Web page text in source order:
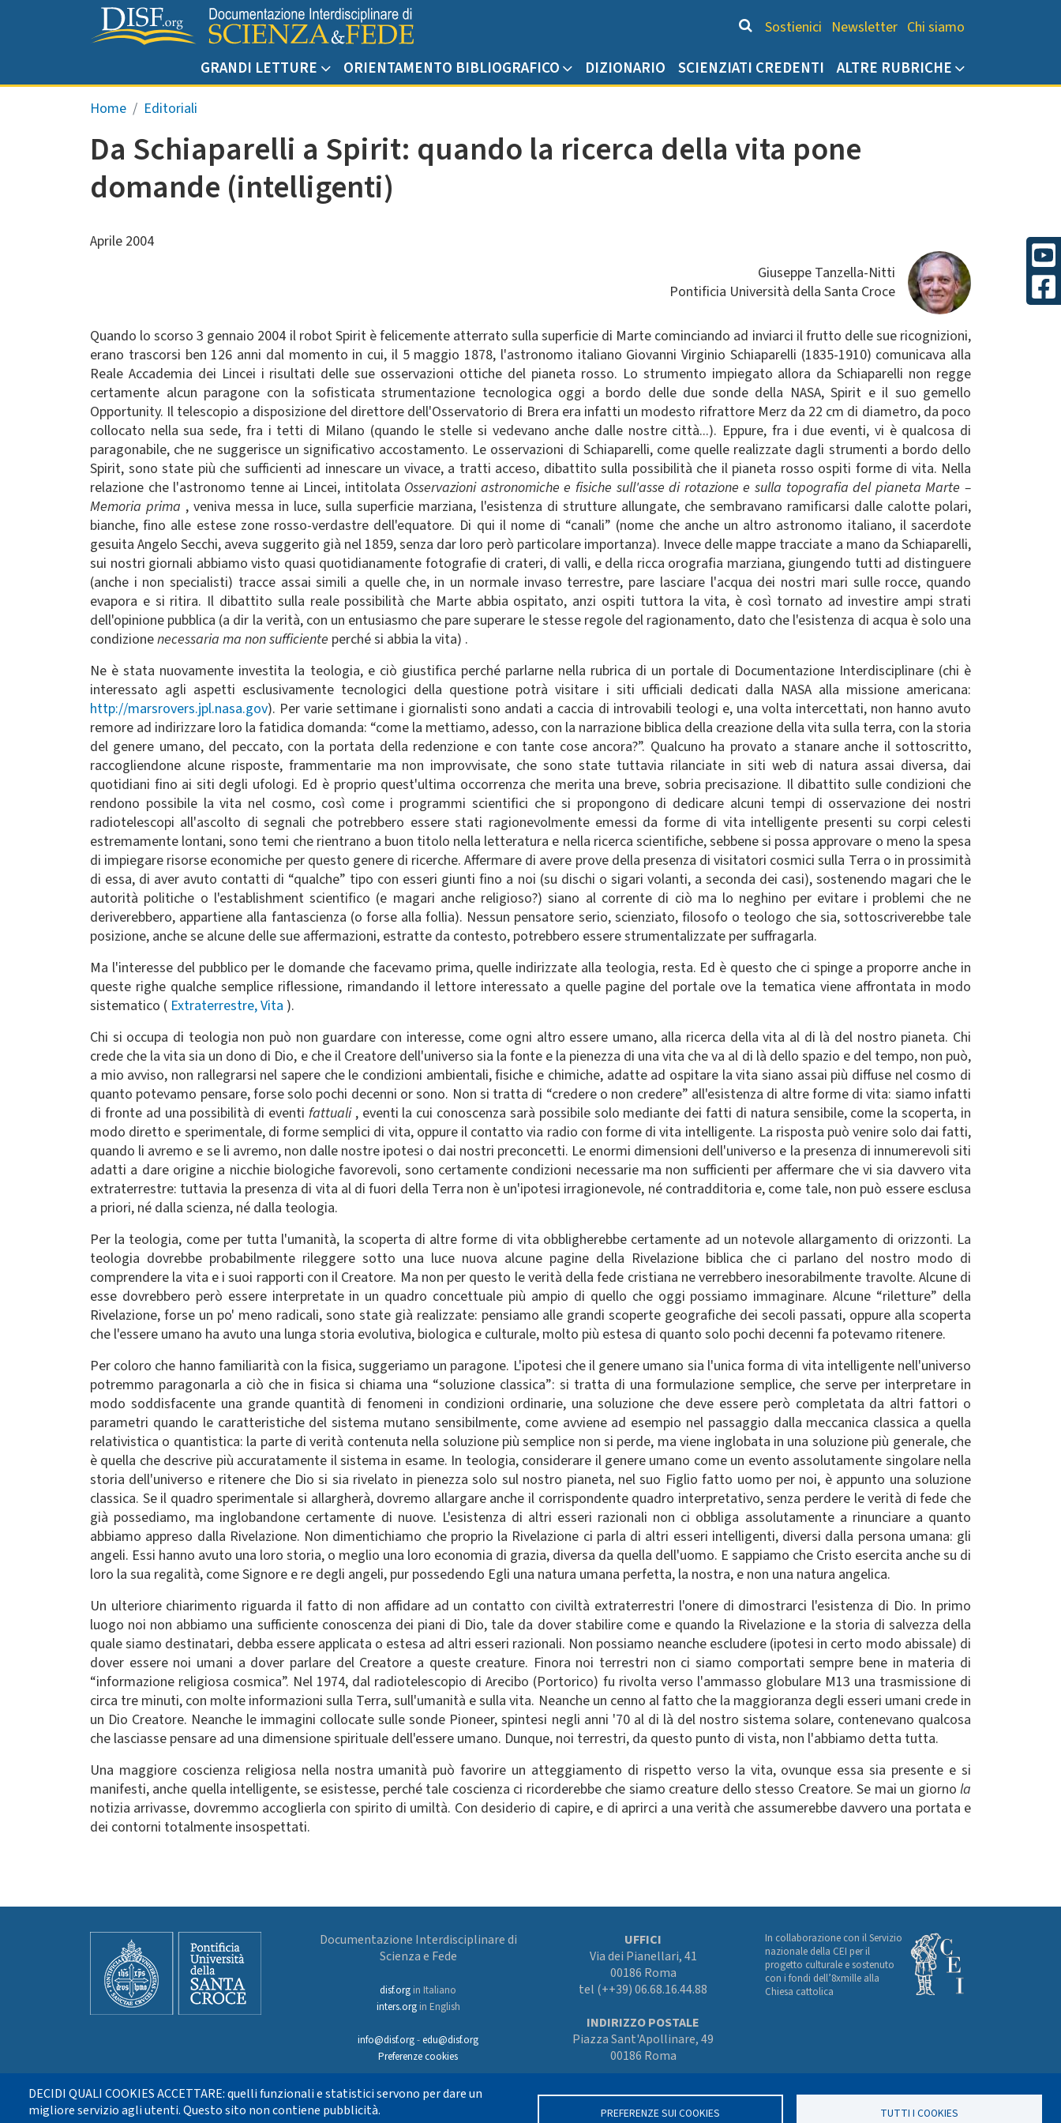
Salta al contenuto principale
Chi siamo
Sostienici Newsletter Chi siamo
GRANDI LETTURE ORIENTAMENTO BIBLIOGRAFICO DIZIONARIO SCIENZIATI CREDENTI ALTRE RUBRICHE
Briciole di pane
Home Editoriali
Da Schiaparelli a Spirit: quando la ricerca della vita pone
domande (intelligenti)
Aprile 2004
Giuseppe Tanzella-Nitti
Pontificia Università della Santa Croce
Quando lo scorso 3 gennaio 2004 il robot Spirit è felicemente atterrato sulla superficie di Marte cominciando ad inviarci il frutto delle sue ricognizioni,
erano trascorsi ben 126 anni dal momento in cui, il 5 maggio 1878, l'astronomo italiano Giovanni Virginio Schiaparelli (1835-1910) comunicava alla
Reale Accademia dei Lincei i risultati delle sue osservazioni ottiche del pianeta rosso. Lo strumento impiegato allora da Schiaparelli non regge
certamente alcun paragone con la sofisticata strumentazione tecnologica oggi a bordo delle due sonde della NASA, Spirit e il suo gemello
Opportunity. Il telescopio a disposizione del direttore dell'Osservatorio di Brera era infatti un modesto rifrattore Merz da 22 cm di diametro, da poco
collocato nella sua sede, fra i tetti di Milano (quando le stelle si vedevano anche dalle nostre città...). Eppure, fra i due eventi, vi è qualcosa di
paragonabile, che ne suggerisce un significativo accostamento. Le osservazioni di Schiaparelli, come quelle realizzate dagli strumenti a bordo dello
Spirit, sono state più che sufficienti ad innescare un vivace, a tratti acceso, dibattito sulla possibilità che il pianeta rosso ospiti forme di vita. Nella
relazione che l'astronomo tenne ai Lincei, intitolata Osservazioni astronomiche e fisiche sull'asse di rotazione e sulla topografia del pianeta Marte –
Memoria prima , veniva messa in luce, sulla superficie marziana, l'esistenza di strutture allungate, che sembravano ramificarsi dalle calotte polari,
bianche, fino alle estese zone rosso-verdastre dell'equatore. Di qui il nome di “canali” (nome che anche un altro astronomo italiano, il sacerdote
gesuita Angelo Secchi, aveva suggerito già nel 1859, senza dar loro però particolare importanza). Invece delle mappe tracciate a mano da Schiaparelli,
sui nostri giornali abbiamo visto quasi quotidianamente fotografie di crateri, di valli, e della ricca orografia marziana, giungendo tutti ad distinguere
(anche i non specialisti) tracce assai simili a quelle che, in un normale invaso terrestre, pare lasciare l'acqua dei nostri mari sulle rocce, quando
evapora e si ritira. Il dibattito sulla reale possibilità che Marte abbia ospitato, anzi ospiti tuttora la vita, è così tornato ad investire ampi strati
dell'opinione pubblica (a dir la verità, con un entusiasmo che pare superare le stesse regole del ragionamento, dato che l'esistenza di acqua è solo una
condizionenecessaria ma non sufficiente perché si abbia la vita) .
Ne è stata nuovamente investita la teologia, e ciò giustifica perché parlarne nella rubrica di un portale di Documentazione Interdisciplinare (chi è
interessato agli aspetti esclusivamente tecnologici della questione potrà visitare i siti ufficiali dedicati dalla NASA alla missione americana:
http://marsrovers.jpl.nasa.gov). Per varie settimane i giornalisti sono andati a caccia di introvabili teologi e, una volta intercettati, non hanno avuto
remore ad indirizzare loro la fatidica domanda: “come la mettiamo, adesso, con la narrazione biblica della creazione della vita sulla terra, con la storia
del genere umano, del peccato, con la portata della redenzione e con tante cose ancora?”. Qualcuno ha provato a stanare anche il sottoscritto,
raccogliendone alcune risposte, frammentarie ma non improvvisate, che sono state tuttavia rilanciate in siti web di natura assai diversa, dai
quotidiani fino ai siti degli ufologi. Ed è proprio quest'ultima occorrenza che merita una breve, sobria precisazione. Il dibattito sulle condizioni che
rendono possibile la vita nel cosmo, così come i programmi scientifici che si propongono di dedicare alcuni tempi di osservazione dei nostri
radiotelescopi all'ascolto di segnali che potrebbero essere stati ragionevolmente emessi da forme di vita intelligente presenti su corpi celesti
estremamente lontani, sono temi che rientrano a buon titolo nella letteratura e nella ricerca scientifiche, sebbene si possa approvare o meno la spesa
di impiegare risorse economiche per questo genere di ricerche. Affermare di avere prove della presenza di visitatori cosmici sulla Terra o in prossimità
di essa, di aver avuto contatti di “qualche” tipo con esseri giunti fino a noi (su dischi o sigari volanti, a seconda dei casi), sostenendo magari che le
autorità politiche o l'establishment scientifico (e magari anche religioso?) siano al corrente di ciò ma lo neghino per evitare i problemi che ne
deriverebbero, appartiene alla fantascienza (o forse alla follia). Nessun pensatore serio, scienziato, filosofo o teologo che sia, sottoscriverebbe tale
posizione, anche se alcune delle sue affermazioni, estratte da contesto, potrebbero essere strumentalizzate per suffragarla.
Ma l'interesse del pubblico per le domande che facevamo prima, quelle indirizzate alla teologia, resta. Ed è questo che ci spinge a proporre anche in
queste righe qualche semplice riflessione, rimandando il lettore interessato a quelle pagine del portale ove la tematica viene affrontata in modo
sistematico ( Extraterrestre, Vita ).
Chi si occupa di teologia non può non guardare con interesse, come ogni altro essere umano, alla ricerca della vita al di là del nostro pianeta. Chi
crede che la vita sia un dono di Dio, e che il Creatore dell'universo sia la fonte e la pienezza di una vita che va al di là dello spazio e del tempo, non può,
a mio avviso, non rallegrarsi nel sapere che le condizioni ambientali, fisiche e chimiche, adatte ad ospitare la vita siano assai più diffuse nel cosmo di
quanto potevamo pensare, forse solo pochi decenni or sono. Non si tratta di “credere o non credere” all'esistenza di altre forme di vita: siamo infatti
di fronte ad una possibilità di eventi fattuali , eventi la cui conoscenza sarà possibile solo mediante dei fatti di natura sensibile, come la scoperta, in
modo diretto e sperimentale, di forme semplici di vita, oppure il contatto via radio con forme di vita intelligente. La risposta può venire solo dai fatti,
quando li avremo e se li avremo, non dalle nostre ipotesi o dai nostri preconcetti. Le enormi dimensioni dell'universo e la presenza di innumerevoli siti
adatti a dare origine a nicchie biologiche favorevoli, sono certamente condizioni necessarie ma non sufficienti per affermare che vi sia davvero vita
extraterrestre: tuttavia la presenza di vita al di fuori della Terra non è un'ipotesi irragionevole, né contradditoria e, come tale, non può essere esclusa
a priori, né dalla scienza, né dalla teologia.
Per la teologia, come per tutta l'umanità, la scoperta di altre forme di vita obbligherebbe certamente ad un notevole allargamento di orizzonti. La
teologia dovrebbe probabilmente rileggere sotto una luce nuova alcune pagine della Rivelazione biblica che ci parlano del nostro modo di
comprendere la vita e i suoi rapporti con il Creatore. Ma non per questo le verità della fede cristiana ne verrebbero inesorabilmente travolte. Alcune di
esse dovrebbero però essere interpretate in un quadro concettuale più ampio di quello che oggi possiamo immaginare. Alcune “riletture” della
Rivelazione, forse un po' meno radicali, sono state già realizzate: pensiamo alle grandi scoperte geografiche dei secoli passati, oppure alla scoperta
che l'essere umano ha avuto una lunga storia evolutiva, biologica e culturale, molto più estesa di quanto solo pochi decenni fa potevamo ritenere.
Per coloro che hanno familiarità con la fisica, suggeriamo un paragone. L'ipotesi che il genere umano sia l'unica forma di vita intelligente nell'universo
potremmo paragonarla a ciò che in fisica si chiama una “soluzione classica”: si tratta di una formulazione semplice, che serve per interpretare in
modo soddisfacente una grande quantità di fenomeni in condizioni ordinarie, una soluzione che deve essere però completata da altri fattori o
parametri quando le caratteristiche del sistema mutano sensibilmente, come avviene ad esempio nel passaggio dalla meccanica classica a quella
relativistica o quantistica: la parte di verità contenuta nella soluzione più semplice non si perde, ma viene inglobata in una soluzione più generale, che
è quella che descrive più accuratamente il sistema in esame. In teologia, considerare il genere umano come un evento assolutamente singolare nella
storia dell'universo e ritenere che Dio si sia rivelato in pienezza solo sul nostro pianeta, nel suo Figlio fatto uomo per noi, è appunto una soluzione
classica. Se il quadro sperimentale si allargherà, dovremo allargare anche il corrispondente quadro interpretativo, senza perdere le verità di fede che
già possediamo, ma inglobandone certamente di nuove. L'esistenza di altri esseri razionali non ci obbliga assolutamente a rinunciare a quanto
abbiamo appreso dalla Rivelazione. Non dimentichiamo che proprio la Rivelazione ci parla di altri esseri intelligenti, diversi dalla persona umana: gli
angeli. Essi hanno avuto una loro storia, o meglio una loro economia di grazia, diversa da quella dell'uomo. E sappiamo che Cristo esercita anche su di
loro la sua regalità, come Signore e re degli angeli, pur possedendo Egli una natura umana perfetta, la nostra, e non una natura angelica.
Un ulteriore chiarimento riguarda il fatto di non affidare ad un contatto con civiltà extraterrestri l'onere di dimostrarci l'esistenza di Dio. In primo
luogo noi non abbiamo una sufficiente conoscenza dei piani di Dio, tale da dover stabilire come e quando la Rivelazione e la storia di salvezza della
quale siamo destinatari, debba essere applicata o estesa ad altri esseri razionali. Non possiamo neanche escludere (ipotesi in certo modo abissale) di
dover essere noi umani a dover parlare del Creatore a queste creature. Finora noi terrestri non ci siamo comportati sempre bene in materia di
“informazione religiosa cosmica”. Nel 1974, dal radiotelescopio di Arecibo (Portorico) fu rivolta verso l'ammasso globulare M13 una trasmissione di
circa tre minuti, con molte informazioni sulla Terra, sull'umanità e sulla vita. Neanche un cenno al fatto che la maggioranza degli esseri umani crede in
un Dio Creatore. Neanche le immagini collocate sulle sonde Pioneer, spintesi negli anni '70 al di là del nostro sistema solare, contenevano qualcosa
che lasciasse pensare ad una dimensione spirituale dell'essere umano. Dunque, noi terrestri, da questo punto di vista, non l'abbiamo detta tutta.
Una maggiore coscienza religiosa nella nostra umanità può favorire un atteggiamento di rispetto verso la vita, ovunque essa sia presente e si
manifesti, anche quella intelligente, se esistesse, perché tale coscienza ci ricorderebbe che siamo creature dello stesso Creatore. Se mai un giorno la
notizia arrivasse, dovremmo accoglierla con spirito di umiltà. Con desiderio di capire, e di aprirci a una verità che assumerebbe davvero una portata e
dei contorni totalmente insospettati.
Documentazione Interdisciplinare di
Scienza e Fede
disf.org in Italiano
inters.orgin English
info@disf.org-edu@disf.org
Preferenze cookies
UFFICI
Via dei Pianellari, 41
00186 Roma
tel (++39) 06.68.16.44.88
INDIRIZZO POSTALE
Piazza Sant'Apollinare, 49
00186 Roma
In collaborazione con il Servizio
nazionale della CEI per il
progetto culturale e sostenuto
con i fondi dell’8xmille alla
Chiesa cattolica
DECIDI QUALI COOKIES ACCETTARE: quelli funzionali e statistici servono per dare un
migliore servizio agli utenti. Questo sito non contiene pubblicità.
PREFERENZE SUI COOKIES TUTTI I COOKIES